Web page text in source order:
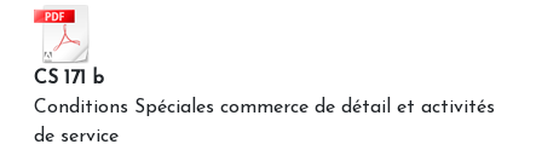
CS 171 b
Conditions Spéciales commerce de détail et activités
de service